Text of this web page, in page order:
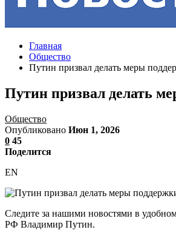
Главная
Общество
Путин призвал делать меры
Путин призвал делать
Общество
Опубликовано Июн 1, 2026
0 45
Поделится
EN
Следите за нашими новостями в
РФ Владимир Путин.